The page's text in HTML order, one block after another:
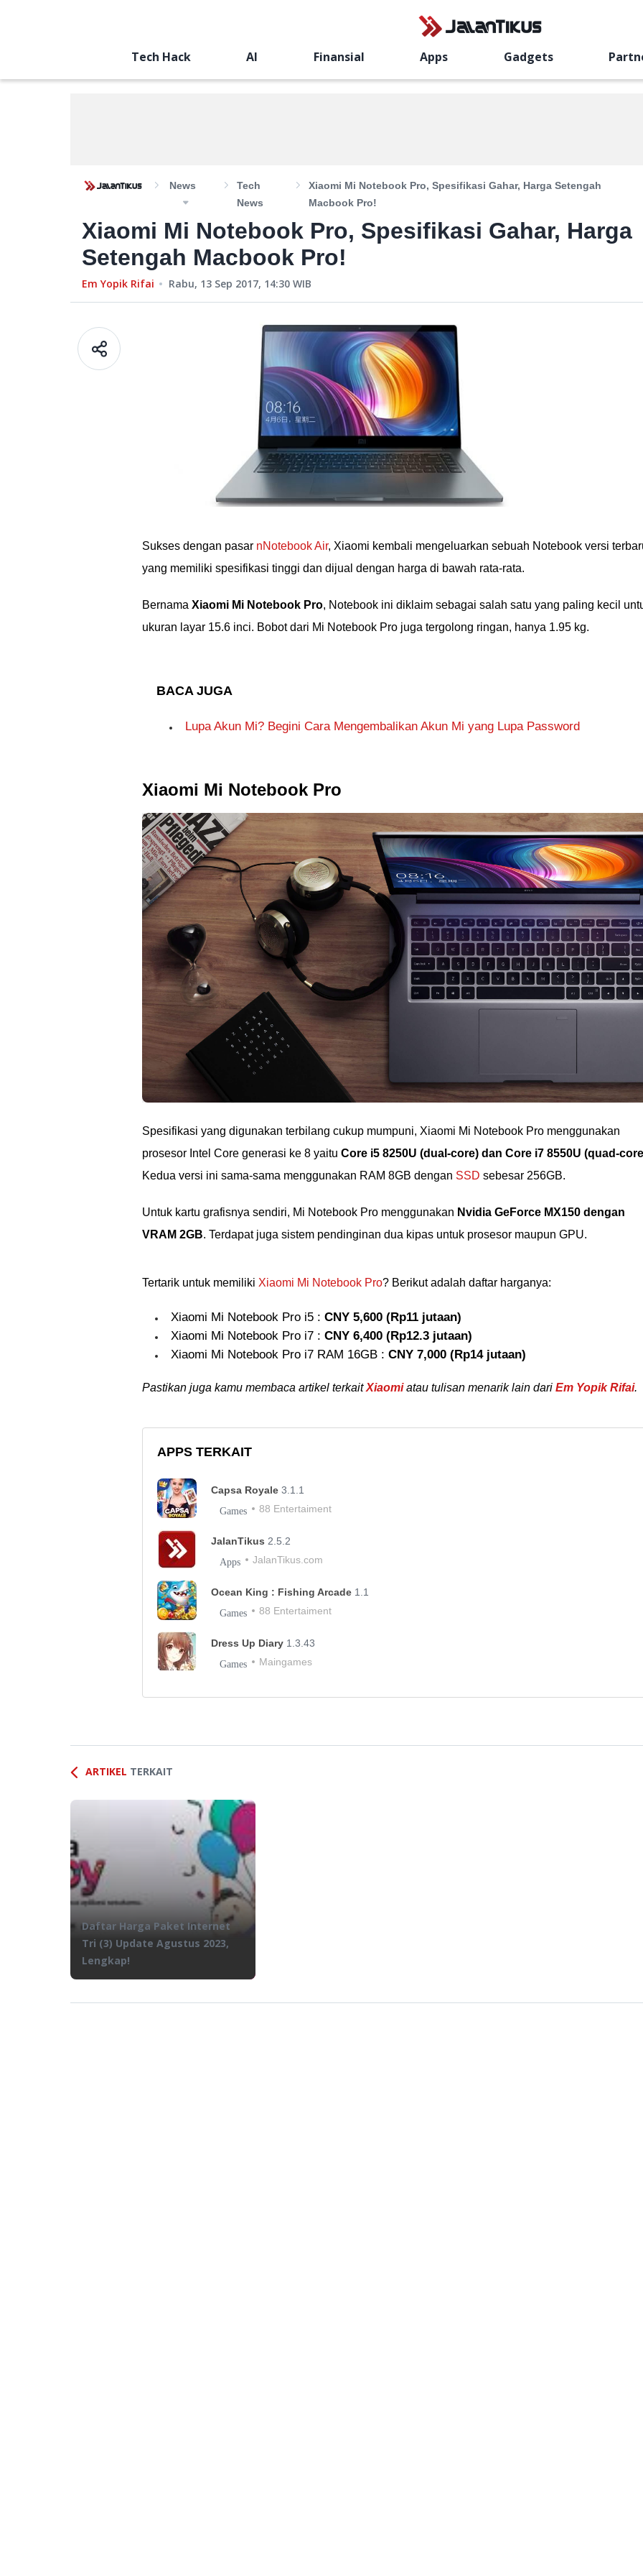
Tech Hack AI Finansial Apps Gadgets
News
Tech
News
Xiaomi Mi Notebook Pro, Spesifikasi Gahar, Harga Setengah
Macbook Pro!
Xiaomi Mi Notebook Pro, Spesifikasi Gahar, Harga
Setengah Macbook Pro!
Em Yopik Rifai Rabu, 13 Sep 2017, 14:30 WIB
Sukses dengan pasar nNotebook Air, Xiaomi kembali mengeluarkan sebuah Notebook versi
yang memiliki spesifikasi tinggi dan dijual dengan harga di bawah rata-rata.
Bernama Xiaomi Mi Notebook Pro, Notebook ini diklaim sebagai salah satu yang paling kecil
ukuran layar 15.6 inci. Bobot dari Mi Notebook Pro juga tergolong ringan, hanya 1.95 kg.
BACA JUGA
Lupa Akun Mi? Begini Cara Mengembalikan Akun Mi yang Lupa Password
Xiaomi Mi Notebook Pro
Spesifikasi yang digunakan terbilang cukup mumpuni, Xiaomi Mi Notebook Pro menggunakan
prosesor Intel Core generasi ke 8 yaitu Core i5 8250U (dual-core) dan Core i7 8550U (quad-
Kedua versi ini sama-sama menggunakan RAM 8GB dengan SSD sebesar 256GB.
Untuk kartu grafisnya sendiri, Mi Notebook Pro menggunakan Nvidia GeForce MX150 dengan
VRAM 2GB. Terdapat juga sistem pendinginan dua kipas untuk prosesor maupun GPU.
Tertarik untuk memiliki Xiaomi Mi Notebook Pro? Berikut adalah daftar harganya:
Xiaomi Mi Notebook Pro i5 : CNY 5,600 (Rp11 jutaan)
Xiaomi Mi Notebook Pro i7 : CNY 6,400 (Rp12.3 jutaan)
Xiaomi Mi Notebook Pro i7 RAM 16GB : CNY 7,000 (Rp14 jutaan)
Pastikan juga kamu membaca artikel terkaitXiaomiatau tulisan menarik lain dari Em Yopik Rifai.
APPS TERKAIT
Capsa Royale 3.1.1
Games 88 Entertaiment
JalanTikus 2.5.2
Apps JalanTikus.com
Ocean King : Fishing Arcade 1.1
Games 88 Entertaiment
Dress Up Diary 1.3.43
Games Maingames
ARTIKEL TERKAIT
Daftar Harga Paket Internet
Tri (3) Update Agustus 2023,
Lengkap!